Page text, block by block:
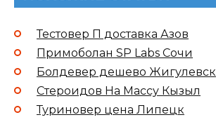
Тестовер П доставка Азов
Примоболан SP Labs Сочи
Болдевер дешево Жигулевск
Стероидов На Массу Кызыл
Туриновер цена Липецк